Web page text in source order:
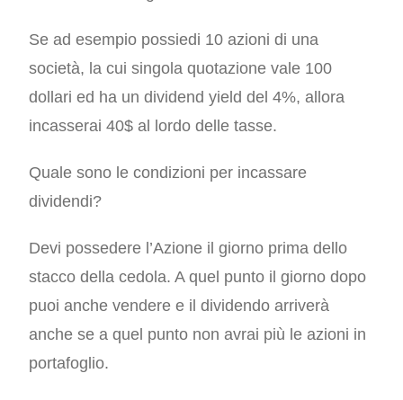
Se ad esempio possiedi 10 azioni di una
società, la cui singola quotazione vale 100
dollari ed ha un dividend yield del 4%, allora
incasserai 40$ al lordo delle tasse.
Quale sono le condizioni per incassare
dividendi?
Devi possedere l’Azione il giorno prima dello
stacco della cedola. A quel punto il giorno dopo
puoi anche vendere e il dividendo arriverà
anche se a quel punto non avrai più le azioni in
portafoglio.